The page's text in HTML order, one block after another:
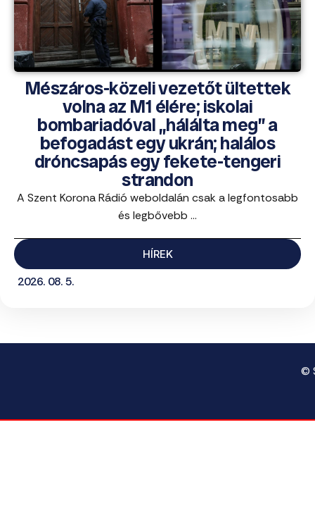
Mészáros-közeli vezetőt ültettek
volna az M1 élére; iskolai
bombariadóval „hálálta meg” a
befogadást egy ukrán; halálos
dróncsapás egy fekete-tengeri
strandon
A Szent Korona Rádió weboldalán csak a legfontosabb
és legbővebb ...
HÍREK
2026. 08. 5.
©